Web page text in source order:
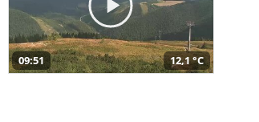
09:51 12,1 °C